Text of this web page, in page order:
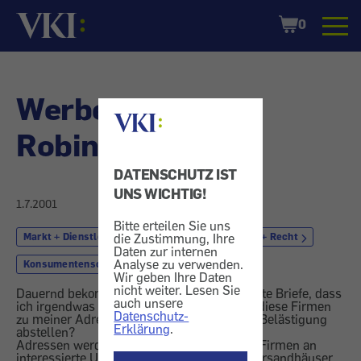
DATENSCHUTZ IST
UNS WICHTIG!
Bitte erteilen Sie uns
die Zustimmung, Ihre
Daten zur internen
Analyse zu verwenden.
Wir geben Ihre Daten
nicht weiter. Lesen Sie
auch unsere
Datenschutz-
Erklärung.
Startseite
Shopping
Cart
0
Werbebriefe -
Robinson-Liste
1.7.2001
Markt + Dienstleistung Werbung Geld + Recht
Konsumentenschutz
Dauernd bekomme ich persönlich adressierte Briefe, dass
ich irgendwas bestellen soll. Wie kommen diese Firmen
zu meiner Adresse, und wie kann ich diese Belästigung
abstellen?
Adressen werden von dafür spezialisierten Firmen an
interessierte Unternehmen, zum Beispiel Versandhäuser,